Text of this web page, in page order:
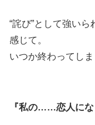
“詫び”として強い
感じて。
いつか終わってし
『私の……恋人にな